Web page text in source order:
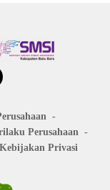
Perusahaan
Kebijakan Privasi